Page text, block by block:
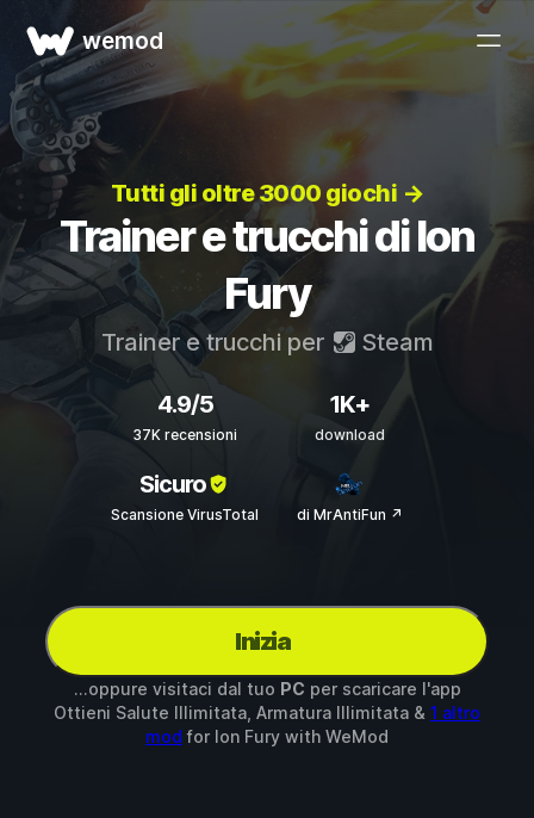
wemod
Tutti gli oltre 3000 giochi →
Trainer e trucchi di Ion
Fury
Trainer e trucchi per Steam
4.9/5
37K recensioni
1K+
download
Sicuro
Scansione VirusTotal di MrAntiFun ↗
Inizia
...oppure visitaci dal tuo PC per scaricare l'app
Ottieni Salute Illimitata, Armatura Illimitata & 1 altro
mod for Ion Fury with WeMod